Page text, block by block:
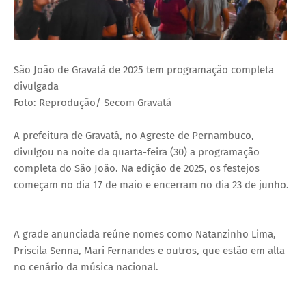
São João de Gravatá de 2025 tem programação completa
divulgada
Foto: Reprodução/ Secom Gravatá
A prefeitura de Gravatá, no Agreste de Pernambuco,
divulgou na noite da quarta-feira (30) a programação
completa do São João. Na edição de 2025, os festejos
começam no dia 17 de maio e encerram no dia 23 de junho.
A grade anunciada reúne nomes como Natanzinho Lima,
Priscila Senna, Mari Fernandes e outros, que estão em alta
no cenário da música nacional.